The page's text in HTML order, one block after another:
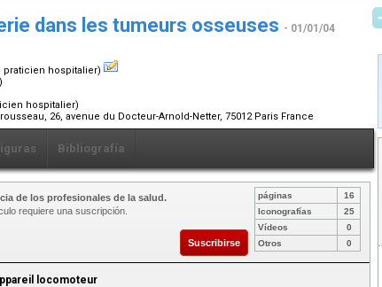
dans les tumeurs osseuses - 01/01/04
praticien hospitalier)
hospitalier)
26, avenue du Docteur-Arnold-Netter, 75012 Paris France
Bibliografía
de los profesionales de la salud.
requiere una suscripción.
Suscribirse
páginas
16
Iconografías
25
Vídeos
0
Otros
0
locomoteur